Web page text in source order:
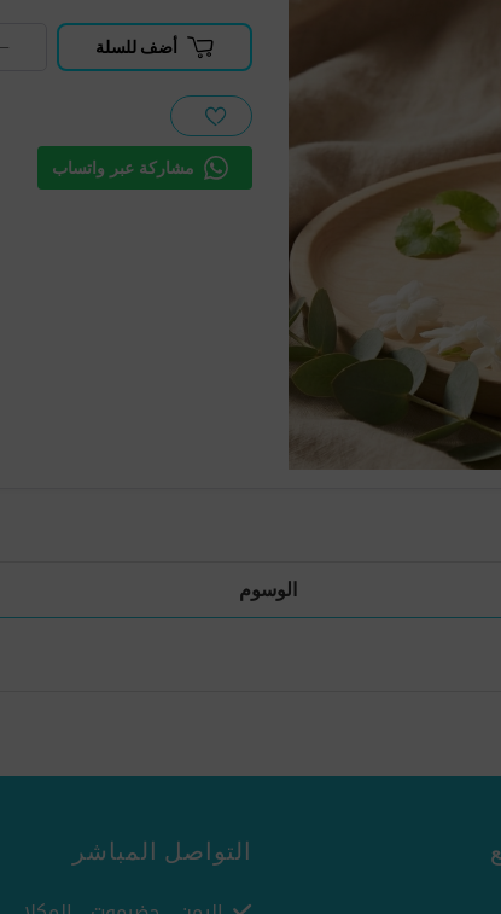
أضف للسلة
مشاركة عبر واتساب
الوسوم
التواصل المباشر